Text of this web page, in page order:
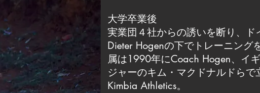
大学卒業後
実業団４社からの誘いを断り、ド
Dieter Hogenの下でトレーニング
属は1990年にCoach Hogen、イ
ジャーのキム・マクドナルドらで
Kimbia Athletics。